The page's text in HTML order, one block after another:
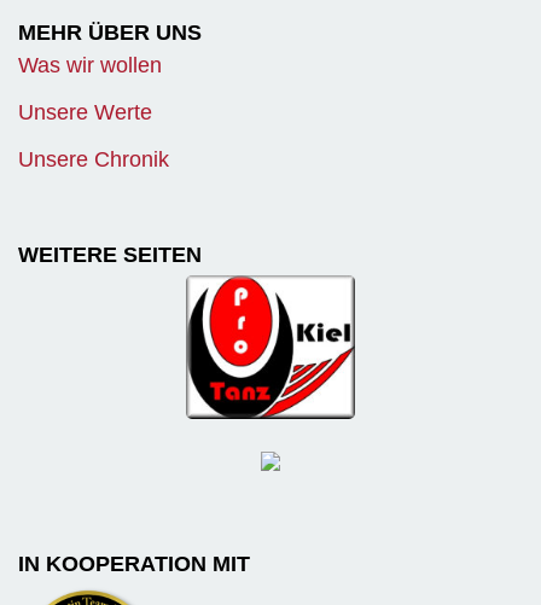
MEHR ÜBER UNS
Was wir wollen
Unsere Werte
Unsere Chronik
WEITERE SEITEN
IN KOOPERATION MIT